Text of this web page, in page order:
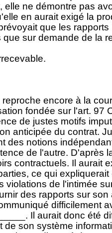
elle ne démontre pas
en aurait exigé la
que les
sur demande de la
encore à la
fondée sur l'art. 97
de justes motifs
anticipée du contrat.
des notions
de l'autre. D'après
contractuels. Il aurait
ce qui
violations de l'intimée
des rapports sur son
difficilement
Il aurait donc été
de son système